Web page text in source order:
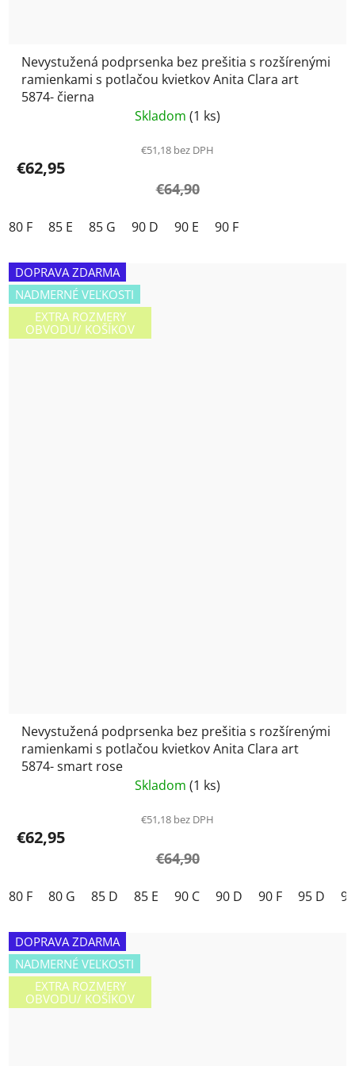
Nevystužená podprsenka bez prešitia s rozšírenými
ramienkami s potlačou kvietkov Anita Clara art
5874- čierna
Skladom (1 ks)
€51,18 bez DPH
€62,95
€64,90
80 F 85 E 85 G 90 D 90 E 90 F
DOPRAVA ZDARMA
NADMERNÉ VEĽKOSTI
EXTRA ROZMERY
OBVODU/ KOŠÍKOV
Nevystužená podprsenka bez prešitia s rozšírenými
ramienkami s potlačou kvietkov Anita Clara art
5874- smart rose
Skladom (1 ks)
€51,18 bez DPH
€62,95
€64,90
80 F 80 G 85 D 85 E 90 C 90 D 90 F 95 D
DOPRAVA ZDARMA
NADMERNÉ VEĽKOSTI
EXTRA ROZMERY
OBVODU/ KOŠÍKOV